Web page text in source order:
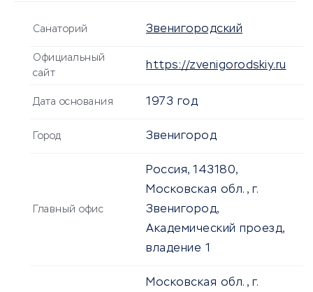
Санаторий Звенигородский
Официальный
сайт
https://zvenigorodskiy.ru
Дата основания 1973 год
Город Звенигород
Главный офис
Россия, 143180,
Московская обл., г.
Звенигород,
Академический проезд,
владение 1
Московская обл., г.